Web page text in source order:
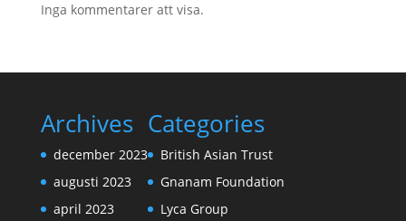
Inga kommentarer att visa.
Archives
december 2023
augusti 2023
april 2023
Categories
British Asian Trust
Gnanam Foundation
Lyca Group